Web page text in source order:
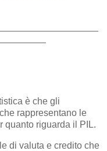
è che gli
rappresentano le
quanto riguarda il PIL.
di valuta e credito che